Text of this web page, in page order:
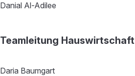
Danial Al-Adilee
Teamleitung Hauswirtschaft
Daria Baumgart